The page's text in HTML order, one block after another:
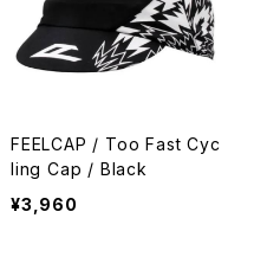
FEELCAP / Too Fast Cyc
ling Cap / Black
¥3,960